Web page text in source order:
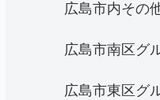
広島市内その
広島市南区グ
広島市東区グ